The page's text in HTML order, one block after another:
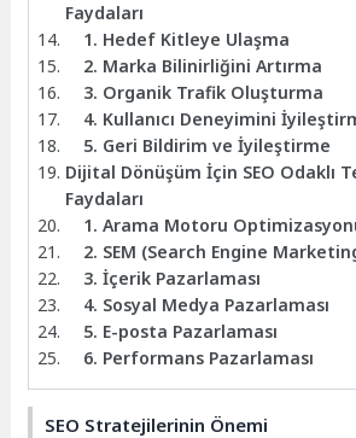
Faydaları
1. Hedef Kitleye Ulaşma
2. Marka Bilinirliğini Artırma
3. Organik Trafik Oluşturma
4. Kullanıcı Deneyimini
5. Geri Bildirim ve İyileştirme
Dijital Dönüşüm İçin SEO Odaklı
Faydaları
1. Arama Motoru
2. SEM (Search Engine
3. İçerik Pazarlaması
4. Sosyal Medya Pazarlaması
5. E-posta Pazarlaması
6. Performans Pazarlaması
SEO Stratejilerinin Önemi